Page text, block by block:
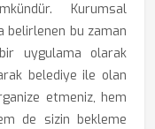
Kurumsal
belirlenen bu zaman
uygulama olarak
belediye ile olan
etmeniz, hem
de sizin bekleme